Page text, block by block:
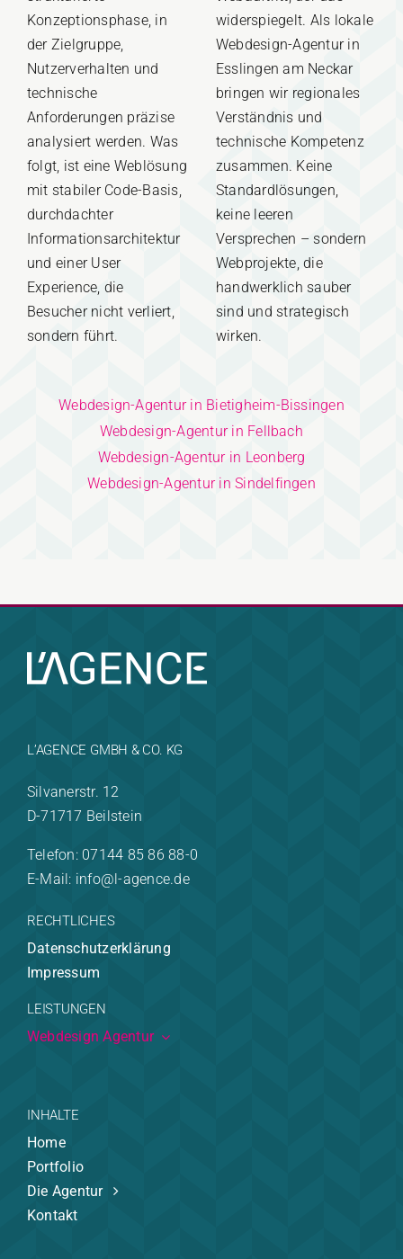
Konzeptionsphase, in
der Zielgruppe,
Nutzerverhalten und
technische
Anforderungen präzise
analysiert werden. Was
folgt, ist eine Weblösung
mit stabiler Code-Basis,
durchdachter
Informationsarchitektur
und einer User
Experience, die
Besucher nicht verliert,
sondern führt.
widerspiegelt. Als lokale
Webdesign-Agentur in
Esslingen am Neckar
bringen wir regionales
Verständnis und
technische Kompetenz
zusammen. Keine
Standardlösungen,
keine leeren
Versprechen – sondern
Webprojekte, die
handwerklich sauber
sind und strategisch
wirken.
Webdesign-Agentur in Bietigheim-Bissingen
Webdesign-Agentur in Fellbach
Webdesign-Agentur in Leonberg
Webdesign-Agentur in Sindelfingen
L’AGENCE GMBH & CO. KG
Silvanerstr. 12
D-71717 Beilstein
Telefon: 07144 85 86 88-0
E-Mail: info@l-agence.de
RECHTLICHES
Datenschutzerklärung
Impressum
LEISTUNGEN
Webdesign Agentur
INHALTE
Home
Portfolio
Die Agentur
Kontakt